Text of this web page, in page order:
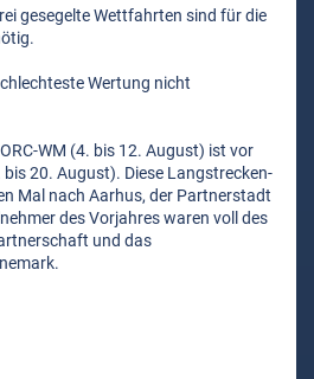
gesegelte Wettfahrten sind für die
Wertung nicht
WM (4. bis 12. August) ist vor
20. August). Diese Langstrecken-
Mal nach Aarhus, der Partnerstadt
des Vorjahres waren voll des
und das